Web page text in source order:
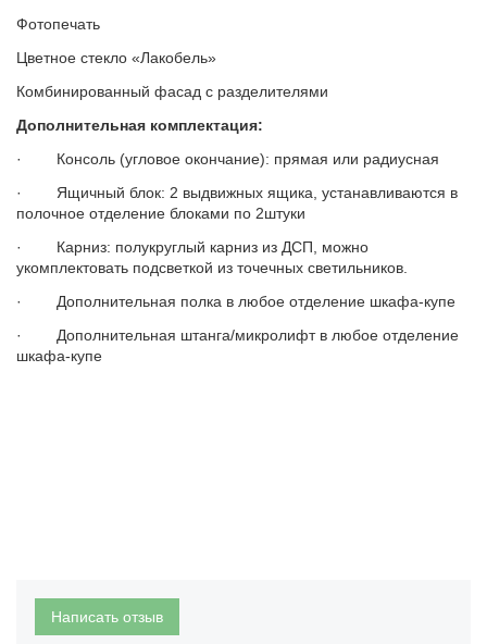
Фотопечать
Цветное стекло «Лакобель»
Комбинированный фасад с разделителями
Дополнительная комплектация:
· Консоль (угловое окончание): прямая или радиусная
· Ящичный блок: 2 выдвижных ящика, устанавливаются в
полочное отделение блоками по 2штуки
· Карниз: полукруглый карниз из ДСП, можно
укомплектовать подсветкой из точечных светильников.
· Дополнительная полка в любое отделение шкафа-купе
· Дополнительная штанга/микролифт в любое отделение
шкафа-купе
Написать отзыв